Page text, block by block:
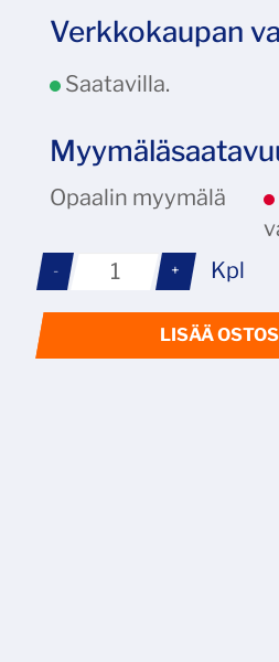
Verkkokaupan
Saatavilla.
Opaalin myymälä
- + Kpl
LISÄÄ